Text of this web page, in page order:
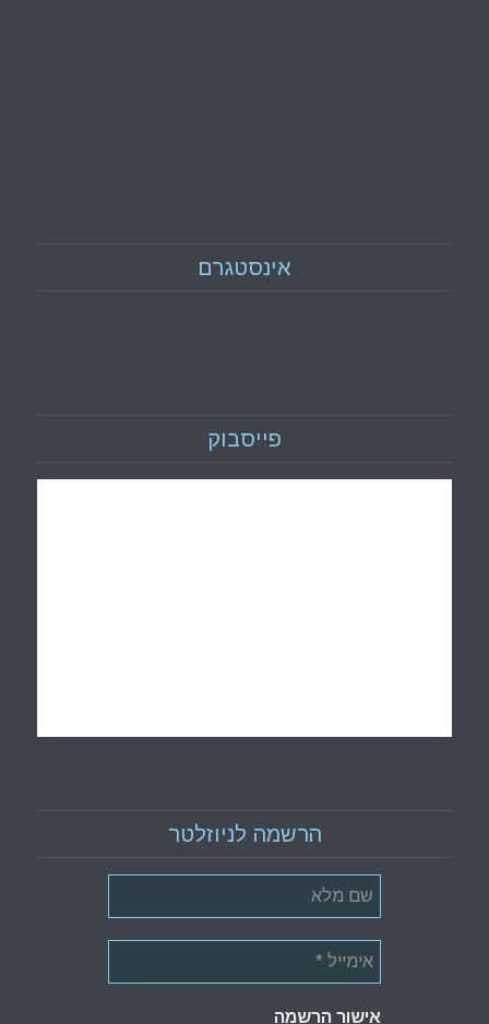
אינסטגרם
פייסבוק
הרשמה לניוזלטר
אישור הרשמה